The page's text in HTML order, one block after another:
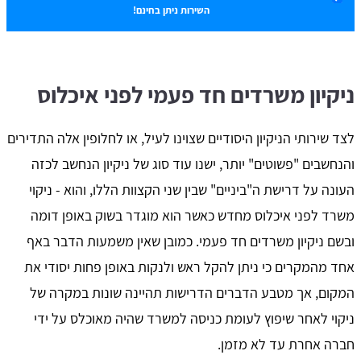
השירות ניתן בחינם!
ניקיון משרדים חד פעמי לפני איכלוס
לצד שירותי הניקיון היסודיים שצוינו לעיל, או לחלופין אלה התדירים
והנחשבים "פשוטים" יותר, ישנו עוד סוג של ניקיון הנחשב לכזה
העונה על דרישת ה"ביניים" שבין שני הקצוות הללו, והוא - ניקוי
משרד לפני איכלוס מחדש כאשר הוא מוגדר בשוק באופן דומה
ובשם ניקיון משרדים חד פעמי. כמובן שאין משמעות הדבר באף
אחד מהמקרים כי ניתן להקל ראש ולנקות באופן פחות יסודי את
המקום, אך מטבע הדברים הדרישות תהיינה שונות במקרה של
ניקוי לאחר שיפוץ לעומת כניסה למשרד שהיה מאוכלס על ידי
חברה אחרת עד לא מזמן.